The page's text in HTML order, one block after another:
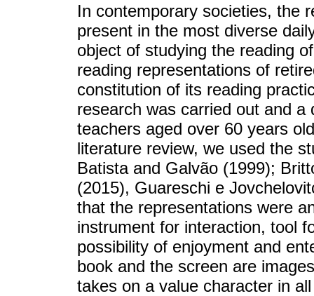
In contemporary societies, the
present in the most diverse
object of studying the reading
reading representations of
constitution of its reading
research was carried out and
teachers aged over 60 years
literature review, we used the
Batista and Galvão (1999);
(2015), Guareschi e
that the representations were
instrument for interaction, tool
possibility of enjoyment and
book and the screen are
takes on a value character in